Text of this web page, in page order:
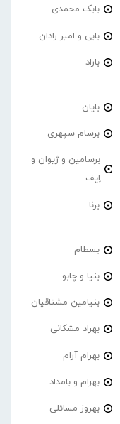
بابک محمدی
بابی و امیر رادان
باراد
بایان
برسام سپهری
برسامین و ژیوان و
اِیف
برنا
بسطام
بنیا و چابو
بنیامین مشتاقیان
بهراد مشکانی
بهرام آرام
بهرام و بامداد
بهروز مسائلی